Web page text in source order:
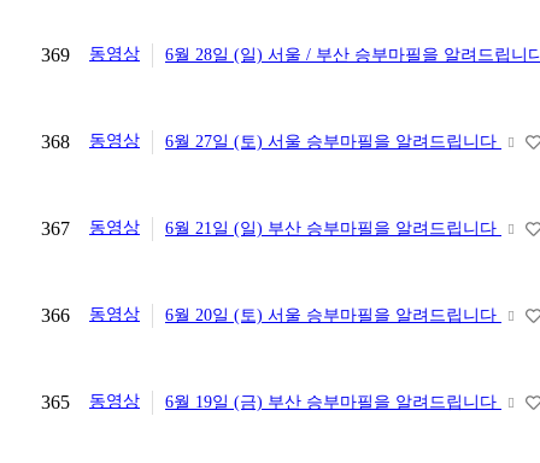
369 동영상 6월 28일 (일) 서울 / 부산 승부마필을 알려드립니
368 동영상 6월 27일 (토) 서울 승부마필을 알려드립니다
367 동영상 6월 21일 (일) 부산 승부마필을 알려드립니다
366 동영상 6월 20일 (토) 서울 승부마필을 알려드립니다
365 동영상 6월 19일 (금) 부산 승부마필을 알려드립니다